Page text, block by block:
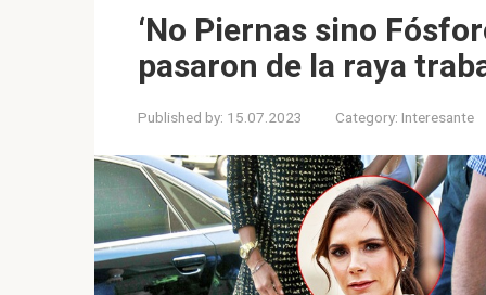
‘No Piernas sino
pasaron de la raya
Published by: 15.07.2023 Category: Interesante